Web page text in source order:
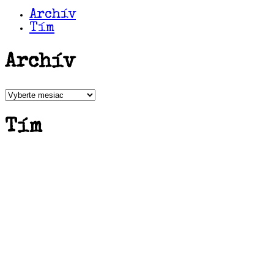
Archív
Tím
Archív
Archív
Tím